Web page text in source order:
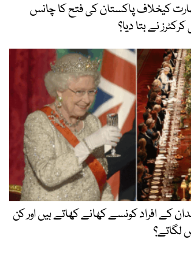
بھارت کیخلاف پاکستان کی فتح کا چانس
نے بتا دیا؟
کے افراد کونسے کھانے کھاتے ہیں اور کن
لگاتے؟